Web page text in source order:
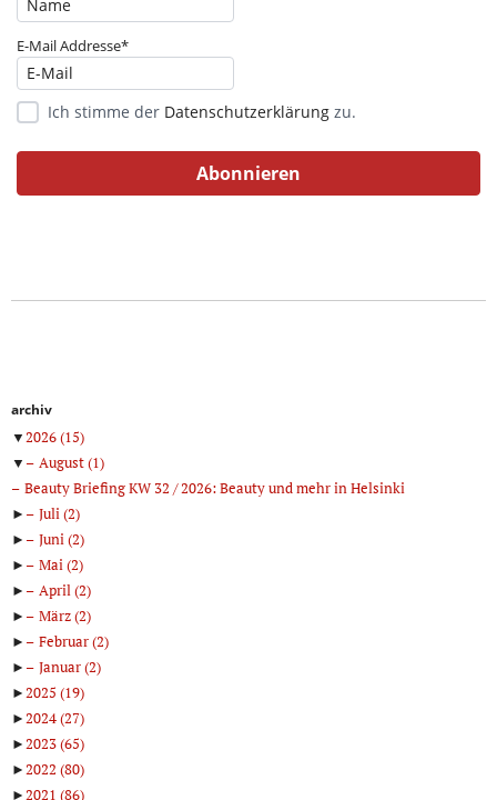
E-Mail Addresse*
Ich stimme der Datenschutzerklärung zu.
archiv
▼2026(15)
▼
August(1)
Beauty Briefing KW 32 / 2026: Beauty und mehr in Helsinki
►
Juli(2)
►
Juni(2)
►
Mai(2)
►
April(2)
►
März(2)
►
Februar(2)
►
Januar(2)
►2025 (19)
►2024(27)
►2023(65)
►2022 (80)
►2021 (86)